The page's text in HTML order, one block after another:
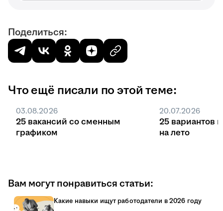
Поделиться:
Что ещё писали по этой теме:
03.08.2026
25 вакансий со сменным
графиком
20.07.2026
25 вариантов
на лето
Вам могут понравиться статьи:
Какие навыки ищут работодатели в 2026 году